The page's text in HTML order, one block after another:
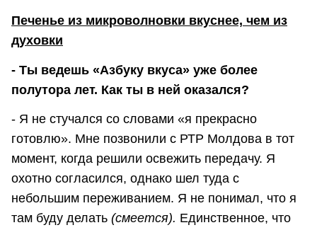
Печенье из микроволновки вкуснее, чем из
духовки
- Ты ведешь «Азбуку вкуса» уже более
полутора лет. Как ты в ней оказался?
- Я не стучался со словами «я прекрасно
готовлю». Мне позвонили с РТР Молдова в тот
момент, когда решили освежить передачу. Я
охотно согласился, однако шел туда с
небольшим переживанием. Я не понимал, что я
там буду делать (смеется). Единственное, что